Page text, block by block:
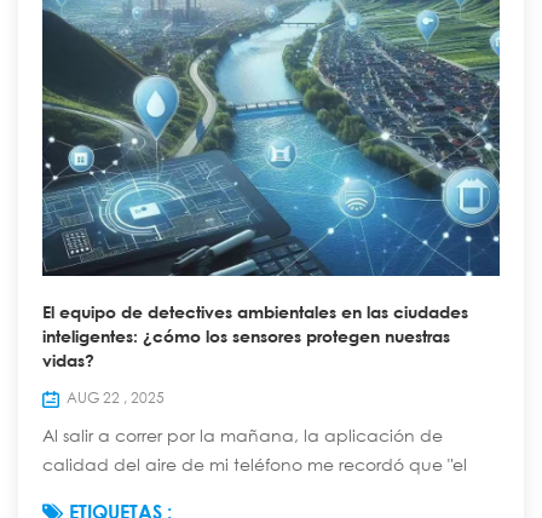
El equipo de detectives ambientales en las ciudades
inteligentes: ¿cómo los sensores protegen nuestras
vidas?
AUG 22 , 2025
Al salir a correr por la mañana, la aplicación de
calidad del aire de mi teléfono me recordó que "el
ETIQUETAS :